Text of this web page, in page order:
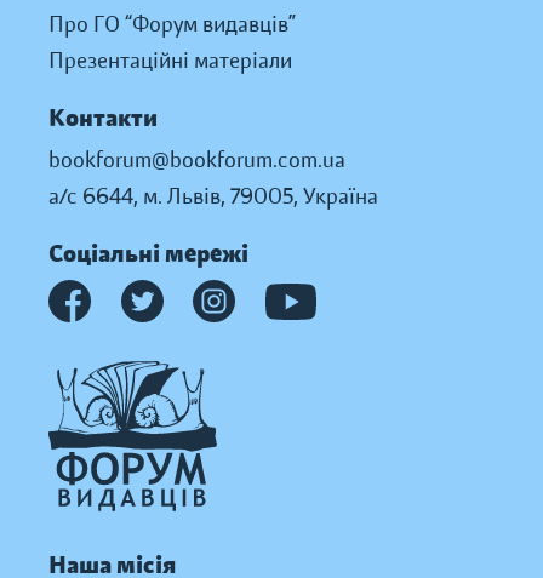
Про ГО “Форум видавців”
Презентаційні матеріали
Контакти
bookforum@bookforum.com.ua
а/с 6644, м. Львів, 79005, Україна
Соціальні мережі
Наша місія